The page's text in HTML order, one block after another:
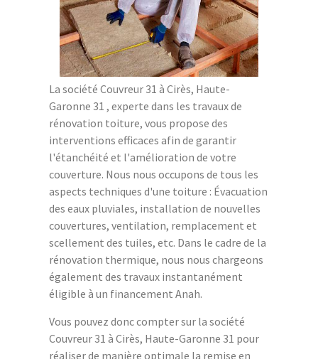
La société Couvreur 31 à Cirès, Haute-
Garonne 31 , experte dans les travaux de
rénovation toiture, vous propose des
interventions efficaces afin de garantir
l'étanchéité et l'amélioration de votre
couverture. Nous nous occupons de tous les
aspects techniques d'une toiture : Évacuation
des eaux pluviales, installation de nouvelles
couvertures, ventilation, remplacement et
scellement des tuiles, etc. Dans le cadre de la
rénovation thermique, nous nous chargeons
également des travaux instantanément
éligible à un financement Anah.
Vous pouvez donc compter sur la société
Couvreur 31 à Cirès, Haute-Garonne 31 pour
réaliser de manière optimale la remise en